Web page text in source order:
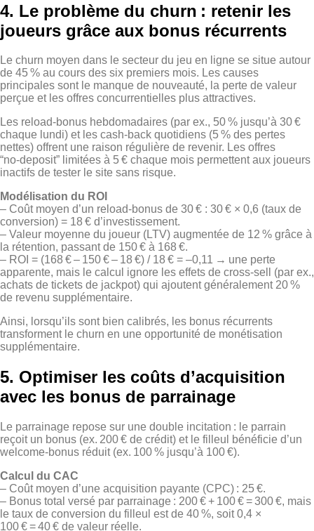
4. Le problème du churn : retenir les
joueurs grâce aux bonus récurrents
Le churn moyen dans le secteur du jeu en ligne se situe autour
de 45 % au cours des six premiers mois. Les causes
principales sont le manque de nouveauté, la perte de valeur
perçue et les offres concurrentielles plus attractives.
Les reload‑bonus hebdomadaires (par ex., 50 % jusqu’à 30 €
chaque lundi) et les cash‑back quotidiens (5 % des pertes
nettes) offrent une raison régulière de revenir. Les offres
“no‑deposit” limitées à 5 € chaque mois permettent aux joueurs
inactifs de tester le site sans risque.
Modélisation du ROI
– Coût moyen d’un reload‑bonus de 30 € : 30 € × 0,6 (taux de
conversion) = 18 € d’investissement.
– Valeur moyenne du joueur (LTV) augmentée de 12 % grâce à
la rétention, passant de 150 € à 168 €.
– ROI = (168 € – 150 € – 18 €) / 18 € = –0,11 → une perte
apparente, mais le calcul ignore les effets de cross‑sell (par ex.,
achats de tickets de jackpot) qui ajoutent généralement 20 %
de revenu supplémentaire.
Ainsi, lorsqu’ils sont bien calibrés, les bonus récurrents
transforment le churn en une opportunité de monétisation
supplémentaire.
5. Optimiser les coûts d’acquisition
avec les bonus de parrainage
Le parrainage repose sur une double incitation : le parrain
reçoit un bonus (ex. 200 € de crédit) et le filleul bénéficie d’un
welcome‑bonus réduit (ex. 100 % jusqu’à 100 €).
Calcul du CAC
– Coût moyen d’une acquisition payante (CPC) : 25 €.
– Bonus total versé par parrainage : 200 € + 100 € = 300 €, mais
le taux de conversion du filleul est de 40 %, soit 0,4 ×
100 € = 40 € de valeur réelle.